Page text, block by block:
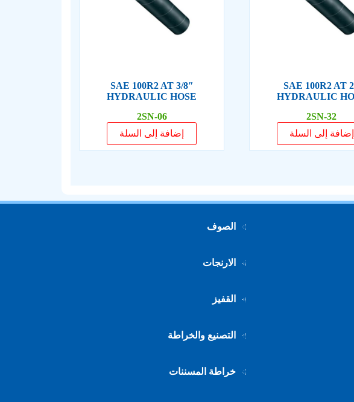
2″ SAE 100R2 AT
HYDRAULIC
2SN-32
إضافة إلى السلة
3/8″ SAE 100R2 AT
HYDRAULIC HOSE
2SN-06
إضافة إلى السلة
الصوف
الارنجات
القفيز
التصنيع والخراطة
خراطة المسننات